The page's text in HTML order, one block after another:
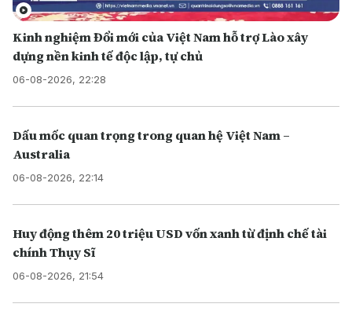
Kinh nghiệm Đổi mới của Việt Nam hỗ trợ Lào xây
dựng nền kinh tế độc lập, tự chủ
06-08-2026, 22:28
Dấu mốc quan trọng trong quan hệ Việt Nam –
Australia
06-08-2026, 22:14
Huy động thêm 20 triệu USD vốn xanh từ định chế tài
chính Thụy Sĩ
06-08-2026, 21:54